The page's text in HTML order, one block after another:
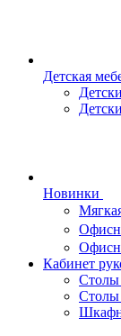
Детская
Новинки
Кабинет
Столы
Столы